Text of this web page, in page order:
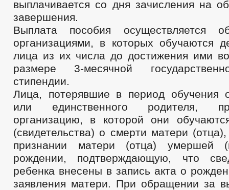
выплачивается со дня зачисления на
завершения.
Выплата пособия осуществляется
организациями, в которых обучаются
лица из их числа до достижения ими
размере 3-месячной
стипендии.
Лица, потерявшие в период обучения
или единственного родителя,
организацию, в которой они
(свидетельства) о смерти матери
признании матери (отца) умершей
рождении, подтверждающую, что
ребенка внесены в запись акта о
заявления матери. При обращении за